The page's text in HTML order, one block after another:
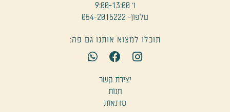
ו' 9:00-13:00
טלפון- 054-2015222
תוכלו למצוא אותנו גם פה:
I
n
F
a
c
e
b
o
W
h
יצירת קשר
חנות
סדנאות